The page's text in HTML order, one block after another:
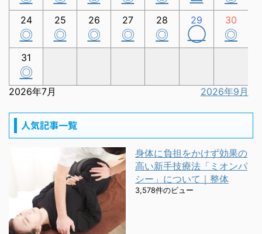
24
◎
25
◎
26
◎
27
◎
28
◎
29
◯
30
◎
31
◎
2026年7月 2026年9月
人気記事一覧
身体に負担をかけず効果の
高い新手技療法「ミオンパ
シー」について｜整体
3,578件のビュー